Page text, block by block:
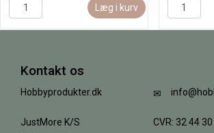
Læg i kurv
Kontakt os
Hobbyprodukter.dk
JustMore K/S
CVR: 32 44